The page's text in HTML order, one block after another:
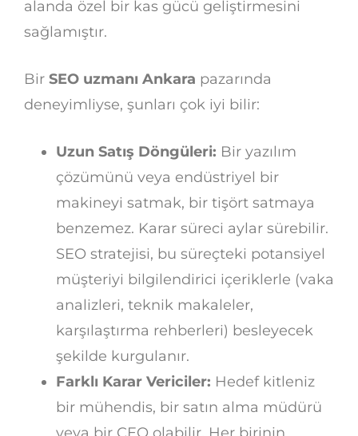
alanda özel bir kas gücü geliştirmesini
sağlamıştır.
Bir SEO uzmanı Ankara pazarında
deneyimliyse, şunları çok iyi bilir:
Uzun Satış Döngüleri: Bir yazılım
çözümünü veya endüstriyel bir
makineyi satmak, bir tişört satmaya
benzemez. Karar süreci aylar sürebilir.
SEO stratejisi, bu süreçteki potansiyel
müşteriyi bilgilendirici içeriklerle (vaka
analizleri, teknik makaleler,
karşılaştırma rehberleri) besleyecek
şekilde kurgulanır.
Farklı Karar Vericiler: Hedef kitleniz
bir mühendis, bir satın alma müdürü